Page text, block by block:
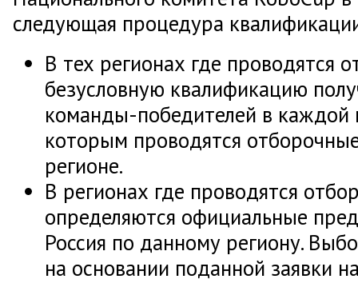
следующая процедура
В тех регионах где проводятся
безусловную квалификацию
команды-победителей в каждой
которым проводятся
регионе.
В регионах где проводятся
определяются официальные
Россия по данному региону.
на основании поданной заявки